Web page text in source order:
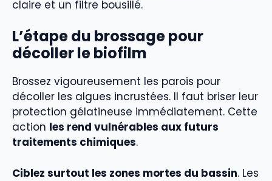
claire et un filtre bousillé.
L’étape du brossage pour
décoller le biofilm
Brossez vigoureusement les parois pour
décoller les algues incrustées. Il faut briser leur
protection gélatineuse immédiatement. Cette
action les rend vulnérables aux futurs
traitements chimiques.
Ciblez surtout les zones mortes du bassin. Les